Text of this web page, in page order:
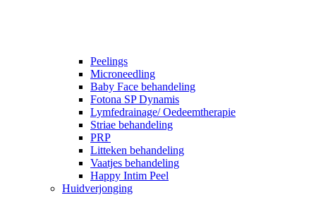
Peelings
Microneedling
Baby Face behandeling
Fotona SP Dynamis
Lymfedrainage/ Oedeemtherapie
Striae behandeling
PRP
Litteken behandeling
Vaatjes behandeling
Happy Intim Peel
Huidverjonging